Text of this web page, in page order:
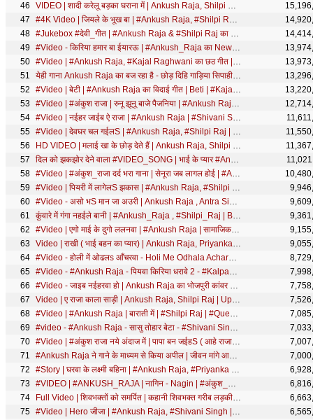
VIDEO | शादी करेलू बड़का घराना में | Ankush Raja, Shilpi Raj | Bhojpuri Hit Sad Song New
#4K Video | जियले के भूख बा | #Ankush Raja, #Shilpi Raj | Ft. #Kajal Raghwani | Bhojpuri Song
#Jukebox #देवी_गीत | #Ankush Raja & #Shilpi Raj का भोजपुरी भक्ति देवी गीत | #Bhakti Song 2022
#Video - किरिया हमार बा ईयारऊ | #Ankush_Raja का New Bhojpuri Sad Song 2020 | Kiriya Hamar Ba
#Video | #Ankush Raja, #Kajal Raghwani का छठ गीत | बेटा दे दS ये माई | Bhojpuri Chhath Geet
येही गाना Ankush Raja का बज रहा है - छोड़ दिहि गाड़िया सिपाही जी - Bhojpuri Hit Devi Geet Song 2019
#Video | बेटी | #Ankush Raja का विदाई गीत | Beti | #Kajal Raghwani | Bhojpuri New Song
#Video | #अंकुश राजा | रुनू झूनू बाजे पैजनिया | #Ankush Raja | Ft. #Astha Singh | Bhojpuri Devi Geet
#Video | नईहर जाईब ऐ राजा | #Ankush Raja | #Shivani Singh | #Astha Singh | Bhojpuri Song New
#Video | देवघर चल गईलS | #Ankush Raja, #Shilpi Raj | #Shilpi Raghwani | Bhojpuri Bolbam Song 2024
HD VIDEO | मलाई खा के छोड़ देते हैं | Ankush Raja, Shilpi Raj | Bhojpuri Hit Song 2021
दिल को झकझोर देने वाला #VIDEO_SONG | भाई के प्यार #Ankush Raja | Bhai Ke Pyar | Bhojpuri Song 2022
#Video | #अंकुश_राजा दर्द भरा गाना | सेनूरा जब लागल होई | #Ankush Raja, #Shilpi | Bhojpuri Sad Song
#Video | पियरी में लागेलS झकास | #Ankush Raja, #Shilpi Raj | #Astha Singh | Bhojpuri Chhath Song
#Video - असो भS मान जा अउरी | Ankush Raja , Antra Singh का भोजपुरी कांवर गीत | Bhojpuri Bolbam Song
कुंवारे में गंगा नहईले बानी | #Ankush_Raja , #Shilpi_Raj | Bhojpuri Superhit Song 2021
#Video | एगो माई के दुगो ललनवा | #Ankush Raja | सामाजिक गीत | Bhojpuri Song 2026
Video | राखी ( भाई बहन का प्यार) | Ankush Raja, Priyanka Singh | Bhojpuri Rakshabandhan Song
#Video - होली में ओढलs आँचरवा - Holi Me Odhala Acharwa - Ankush Raja - Bhojpuri Holi Songs 2020 New
#Video - #Ankush Raja - पियवा किरिया धरावे 2 - #Kalpana - Ft. #Ritu Singh - Bhojpuri Hit Song
#Video - जाइब नईहरवा हो | Ankush Raja का भोजपुरी कांवर गीत | Bhojpuri Bolbam Song 2020
Video | ए राजा काला साड़ी | Ankush Raja, Shilpi Raj | Updated Biharan | Bhojpuri Hit Song
#Video | #Ankush Raja | बाराती में | #Shilpi Raj | #QueenShalinee | Barati Me | Bhojpuri Hit Song
#video - #Ankush Raja - सासु तोहार बेटा - #Shivani Singh - Ft. Queen Shalinee - Bhojpuri New Song
#Video | #अंकुश राजा नये अंदाज में | पापा बन जईहS ( आहे राजा ) | #Ankush Raja Song | Queen Shalinee
#Ankush Raja ने गाने के माध्यम से किया अपील | जीवन मांगे आयांश | दिल को झकझोर देने वाला गाना
#Story | घरवा के लक्ष्मी बहिना | #Ankush Raja, #Priyanka SIngh | रक्षाबंधन गीत | Rakshabandhan Song
#VIDEO | #ANKUSH_RAJA | नागिन - Nagin | #अंकुश_राजा का सुपरहिट गाना | New #Viral Song 2020
Full Video | शिवभक्तों को समर्पित | कहानी शिवभक्त गरीब लड़की की | Ankush Raja | Shiv Gatha
#Video | Hero जीजा | #Ankush Raja, #Shivani Singh | Bhojpuri Holi Song 2026